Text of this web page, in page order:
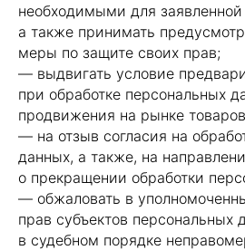
необходимыми для заявленной
а также принимать
меры по защите своих прав;
— выдвигать условие
при обработке персональных
продвижения на рынке
— на отзыв согласия на
данных, а также, на
о прекращении обработки
— обжаловать в
прав субъектов персональных
в судебном порядке